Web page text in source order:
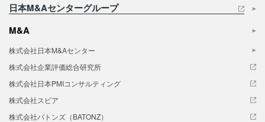
日本M&Aセンターグループ
M&A
株式会社日本M&Aセンター
株式会社企業評価総合研究所
株式会社日本PMIコンサルティング
株式会社スピア
株式会社バトンズ（BATONZ）